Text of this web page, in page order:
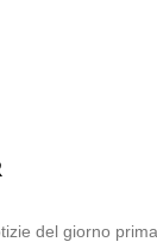
del giorno